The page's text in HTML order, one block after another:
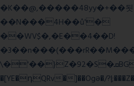
�K��@,�����48yy�+��됫
��N���4H��ů'�
��WV$�,�E��4��D!
\�'��}Z�92�S�ܩBG�5I�M��gYy�Uȅ��
�[YE�դQRv�]��Ogə�/